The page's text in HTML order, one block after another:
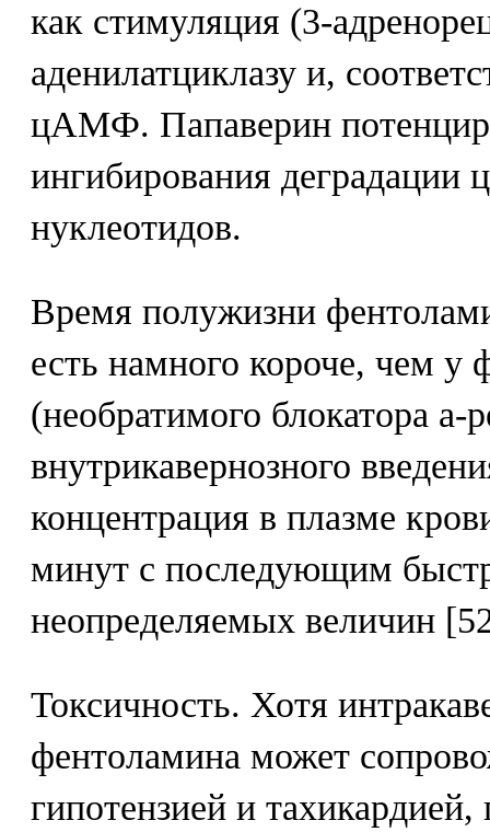
как стимуляция (3-
аденилатциклазу и,
цАМФ. Папаверин
ингибирования деградации
нуклеотидов.
Время полужизни
есть намного короче, чем у
(необратимого блокатора а-
внутрикавернозного
концентрация в плазме
минут с последующим
неопределяемых величин
Токсичность. Хотя
фентоламина может
гипотензией и